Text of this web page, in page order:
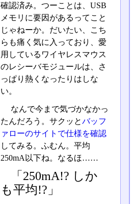
確認済み。つーことは、USB
メモリに要因があるってこと
じゃねーか。だいたい、こち
らも痛く気に入っており、愛
用しているワイヤレスマウス
のレシーバモジュールは、さ
っぱり熱くなったりはしな
い。
なんで今まで気づかなかっ
たんだろう。サクッとバッフ
ァローのサイトで仕様を確認
してみる。ふむん。平均
250mA以下ね。なるほ……
「250mA!? しか
も平均!?」